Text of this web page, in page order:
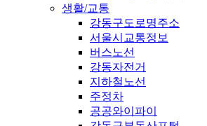
생활/교통
강동구도로명주소
서울시교통정보
버스노선
강동자전거
지하철노선
주정차
공공와이파이